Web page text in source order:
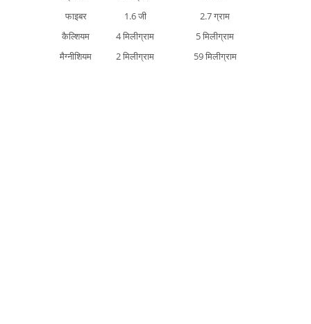
फाइबर
1.6 जी
2.7 ग्राम
कैल्शियम
4 मिलीग्राम
5 मिलीग्राम
मैग्नीशियम
2 मिलीग्राम 59 मिलीग्राम